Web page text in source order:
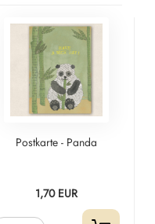
Postkarte - Panda
1,70 EUR